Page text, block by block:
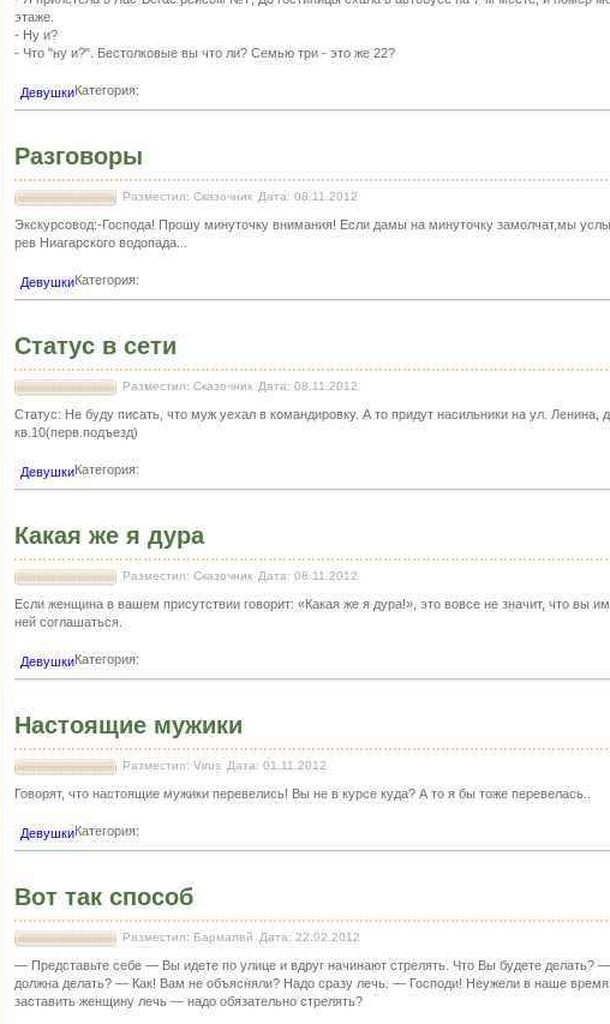
этаже.
- Ну и?
- Что "ну и?". Бестолковые вы что ли? Семью три - это же 22?
Категория:
Девушки
Разговоры
Разместил: Сказочник Дата: 08.11.2012
Экскурсовод:-Господа! Прошу минуточку внимания! Если дамы на минуточку замолчат,мы
рев Ниагарского водопада...
Категория:
Девушки
Статус в сети
Разместил: Сказочник Дата: 08.11.2012
Статус: Не буду писать, что муж уехал в командировку. А то придут насильники на ул. Ленина,
кв.10(перв.подъезд)
Категория:
Девушки
Какая же я дура
Разместил: Сказочник Дата: 08.11.2012
Если женщина в вашем присутствии говорит: «Какая же я дура!», это вовсе не значит, что вы
ней соглашаться.
Категория:
Девушки
Настоящие мужики
Разместил: Virus Дата: 01.11.2012
Говорят, что настоящие мужики перевелись! Вы не в курсе куда? А то я бы тоже перевелась..
Категория:
Девушки
Вот так способ
Разместил: Бармалей Дата: 22.02.2012
— Представьте себе — Вы идете по улице и вдруг начинают стрелять. Что Вы будете делать?
должна делать? — Как! Вам не объясняли? Надо сразу лечь. — Господи! Неужели в наше
заставить женщину лечь — надо обязательно стрелять?